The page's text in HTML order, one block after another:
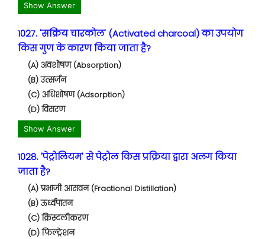
Show Answer
1027. 'सक्रिय चारकोल' (Activated charcoal) का उपयोग
किस गुण के कारण किया जाता है?
(A) अवशोषण (Absorption)
(B) उत्सर्जन
(C) अधिशोषण (Adsorption)
(D) विसरण
Show Answer
1028. 'पेट्रोलियम' से पेट्रोल किस प्रक्रिया द्वारा अलग किया
जाता है?
(A) प्रभाजी आसवन (Fractional Distillation)
(B) ऊर्ध्वपातन
(C) क्रिस्टलीकरण
(D) फिल्ट्रेशन